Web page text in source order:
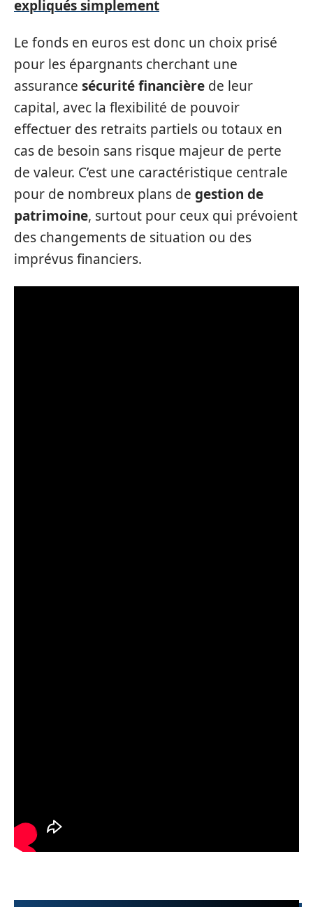
expliqués simplement
Le fonds en euros est donc un choix prisé
pour les épargnants cherchant une
assurance sécurité financière de leur
capital, avec la flexibilité de pouvoir
effectuer des retraits partiels ou totaux en
cas de besoin sans risque majeur de perte
de valeur. C’est une caractéristique centrale
pour de nombreux plans de gestion de
patrimoine, surtout pour ceux qui prévoient
des changements de situation ou des
imprévus financiers.